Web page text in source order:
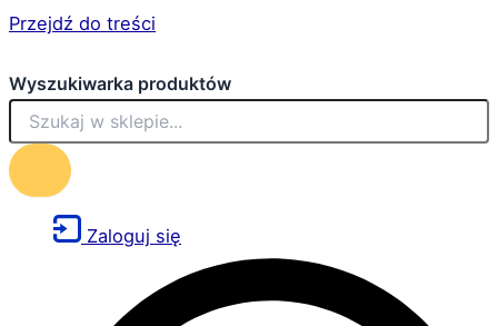
Przejdź do treści
Wyszukiwarka produktów
Zaloguj się